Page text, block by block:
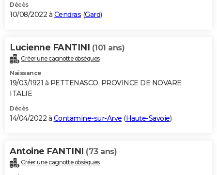
Décès
10/08/2022 à Cendras (Gard)
Lucienne FANTINI (101 ans)
Créer une cagnotte obsèques
Naissance
19/03/1921 à PETTENASCO, PROVINCE DE NOVARE
ITALIE
Décès
14/04/2022 à Contamine-sur-Arve (Haute-Savoie)
Antoine FANTINI (73 ans)
Créer une cagnotte obsèques